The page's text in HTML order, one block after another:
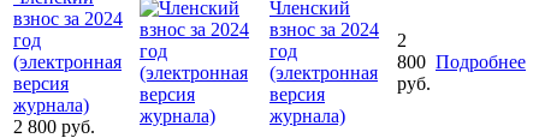
взнос за 2024
год
(электронная
версия
журнала)
2 800 руб.
Членский
взнос за 2024
год
(электронная
версия
журнала)
2
800
руб.
Подробнее